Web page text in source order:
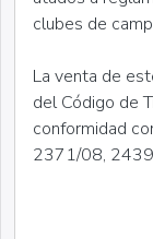
clubes de
La venta de
del Código de
conformidad
2371/08,